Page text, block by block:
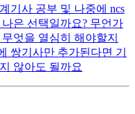
기사 공부 및 나중에 ncs
은 선택일까요? 무언가
엇을 열심히 해야할지
쌍기사만 추가된다면 기
않아도 될까요